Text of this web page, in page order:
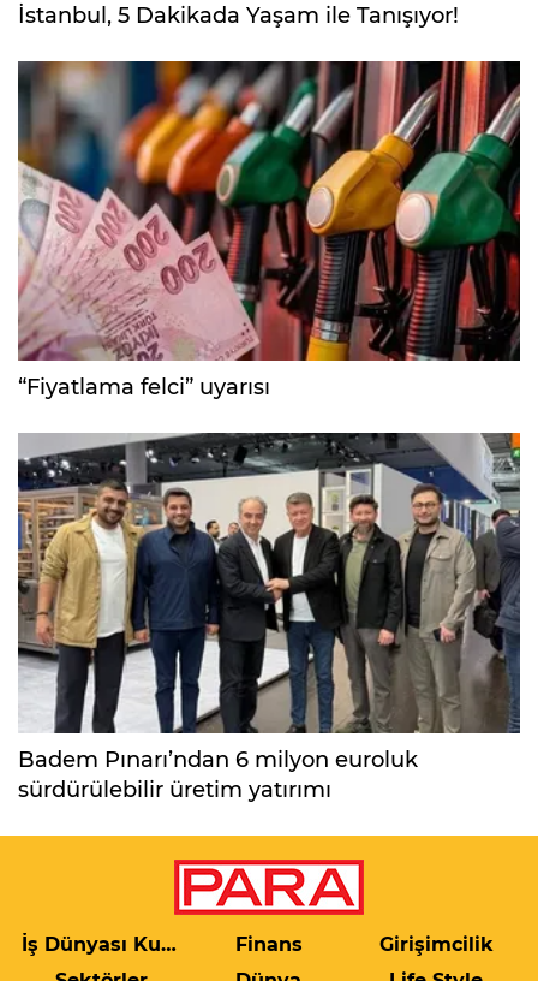
İstanbul, 5 Dakikada Yaşam ile Tanışıyor!
“Fiyatlama felci” uyarısı
Badem Pınarı’ndan 6 milyon euroluk
sürdürülebilir üretim yatırımı
İş Dünyası Kulis Finans
Girişimcilik